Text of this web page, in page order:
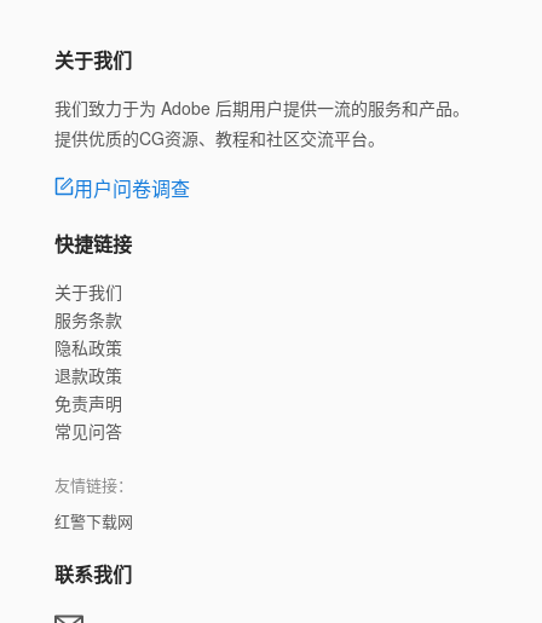
关于我们
我们致力于为 Adobe 后期用户提供一流的服务和产品。
提供优质的CG资源、教程和社区交流平台。
用户问卷调查
快捷链接
关于我们
服务条款
隐私政策
退款政策
免责声明
常见问答
友情链接：
红警下载网
联系我们